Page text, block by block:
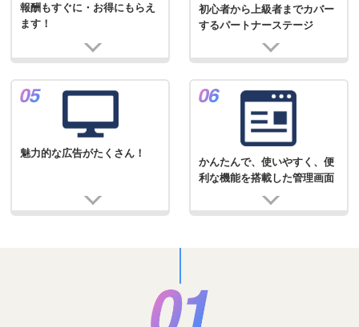
報酬もすぐに・お得にもらえ
ます！
初心者から上級者までカバー
するパートナーステージ
魅力的な広告がたくさん！
かんたんで、使いやすく、便
利な機能を搭載した管理画面